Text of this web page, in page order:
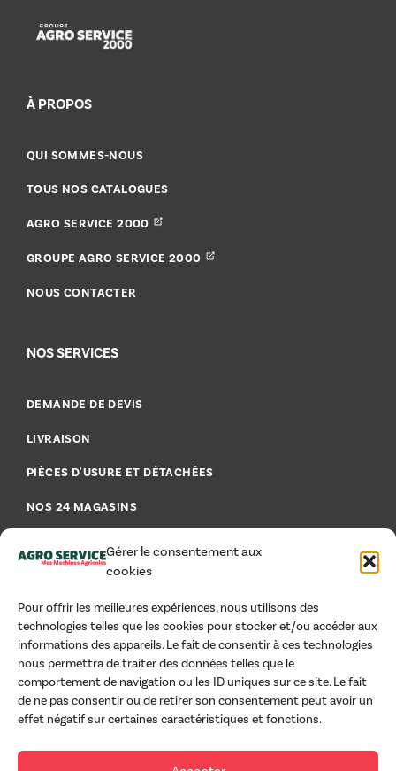
Gérer le consentement aux
cookies
Pour offrir les meilleures expériences, nous utilisons des
technologies telles que les cookies pour stocker et/ou accéder aux
informations des appareils. Le fait de consentir à ces technologies
nous permettra de traiter des données telles que le
comportement de navigation ou les ID uniques sur ce site. Le fait
de ne pas consentir ou de retirer son consentement peut avoir un
effet négatif sur certaines caractéristiques et fonctions.
À PROPOS
QUI SOMMES-NOUS
TOUS NOS CATALOGUES
AGRO SERVICE 2000
GROUPE AGRO SERVICE 2000
NOUS CONTACTER
NOS SERVICES
DEMANDE DE DEVIS
LIVRAISON
PIÈCES D'USURE ET DÉTACHÉES
NOS 24 MAGASINS
AIDE & CONSEILS
MENTIONS LÉGALES
CGU
CGV PROFESSIONNELS